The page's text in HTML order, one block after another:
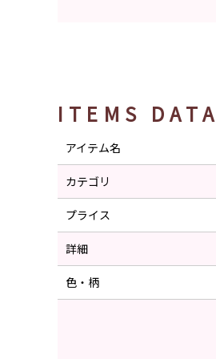
ITEMS DATA
アイテム名
カテゴリ
プライス
詳細
色・柄